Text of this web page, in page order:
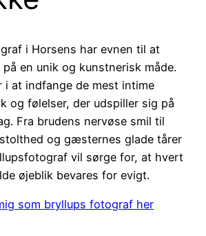
i Horsens har evnen til at
en unik og kunstnerisk måde.
i at indfange de mest intime
og følelser, der udspiller sig på
Fra brudens nervøse smil til
og gæsternes glade tårer
vil sørge for, at hvert
øjeblik bevares for evigt.
som bryllups fotograf her